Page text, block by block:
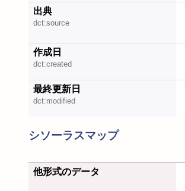
出典
dct:source
作成日
dct:created
最終更新日
dct:modified
シソーラスマップ
他形式のデータ